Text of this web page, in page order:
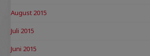
August 2015
Juli 2015
Juni 2015